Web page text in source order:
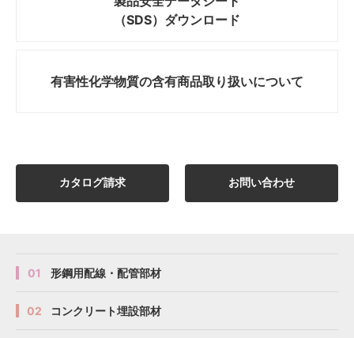
（SDS）ダウンロード
有害性化学物質の含有商品取り扱いについて
カタログ請求 お問い合わせ
01 形鋼用配線・配管部材
02 コンクリート埋設部材